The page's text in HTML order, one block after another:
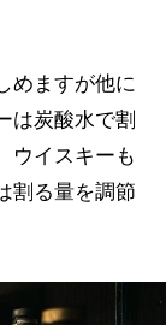
めますが他に
は炭酸水で割
ウイスキーも
割る量を調節